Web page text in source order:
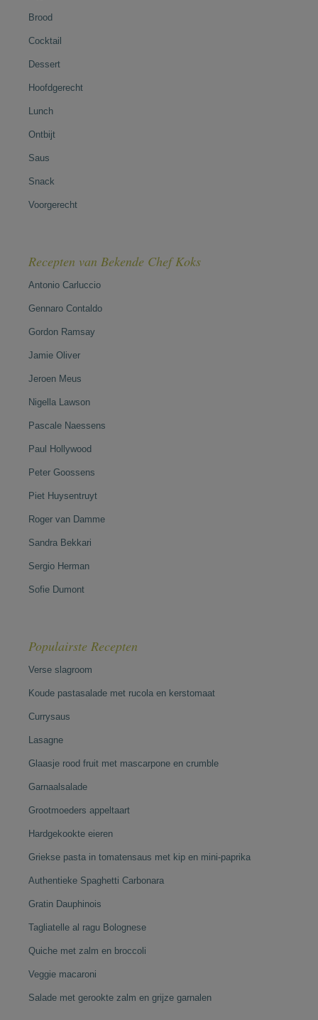
Brood
Cocktail
Dessert
Hoofdgerecht
Lunch
Ontbijt
Saus
Snack
Voorgerecht
Recepten van Bekende Chef Koks
Antonio Carluccio
Gennaro Contaldo
Gordon Ramsay
Jamie Oliver
Jeroen Meus
Nigella Lawson
Pascale Naessens
Paul Hollywood
Peter Goossens
Piet Huysentruyt
Roger van Damme
Sandra Bekkari
Sergio Herman
Sofie Dumont
Populairste Recepten
Verse slagroom
Koude pastasalade met rucola en kerstomaat
Currysaus
Lasagne
Glaasje rood fruit met mascarpone en crumble
Garnaalsalade
Grootmoeders appeltaart
Hardgekookte eieren
Griekse pasta in tomatensaus met kip en mini-paprika
Authentieke Spaghetti Carbonara
Gratin Dauphinois
Tagliatelle al ragu Bolognese
Quiche met zalm en broccoli
Veggie macaroni
Salade met gerookte zalm en grijze garnalen